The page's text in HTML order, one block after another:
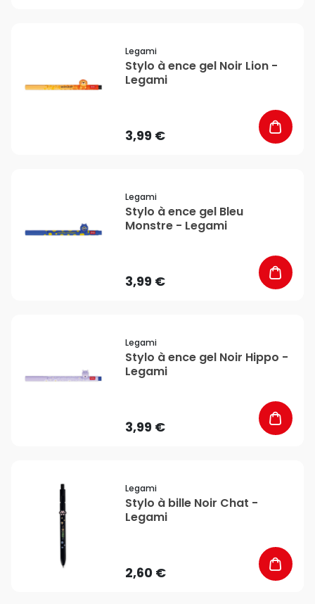
Legami
Stylo à ence gel Noir Lion -
Legami
3,99 €
Legami
Stylo à ence gel Bleu
Monstre - Legami
3,99 €
Legami
Stylo à ence gel Noir Hippo -
Legami
3,99 €
Legami
Stylo à bille Noir Chat -
Legami
2,60 €